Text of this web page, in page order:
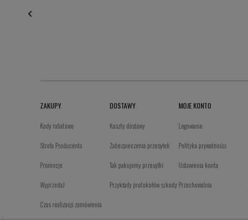
ZAKUPY
Kody rabatowe
Strefa Producenta
Promocje
Wyprzedaż
Czas realizacji zamówienia
DOSTAWY
Koszty dostawy
Zabezpieczenia przesyłek
Tak pakujemy przesyłki
Przykłady protokołów szkody
MOJE KONTO
Logowanie
Polityka prywatności
Ustawienia konta
Przechowalnia